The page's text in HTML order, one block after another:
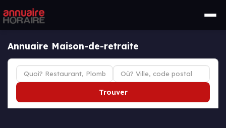
Annuaire Maison-de-retraite
Trouver